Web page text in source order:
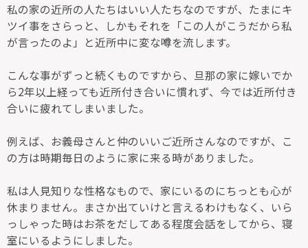
私の家の近所の人たちはいい人たちなのですが、たまにキ
ツイ事をさらっと、しかもそれを「この人がこうだから私
が言ったのよ」と近所中に変な噂を流します。
こんな事がずっと続くものですから、旦那の家に嫁いでか
ら2年以上経っても近所付き合いに慣れず、今では近所付き
合いに疲れてしまいました。
例えば、お義母さんと仲のいいご近所さんなのですが、こ
の方は時期毎日のように家に来る時がありました。
私は人見知りな性格なもので、家にいるのにちっとも心が
休まりません。まさか出ていけと言えるわけもなく、いら
っしゃった時はお茶をだしてある程度会話をしてから、寝
室にいるようにしました。